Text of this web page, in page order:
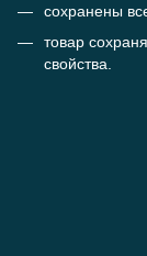
сохранены
товар
свойства.